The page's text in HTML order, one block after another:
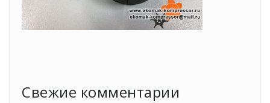
Свежие комментарии